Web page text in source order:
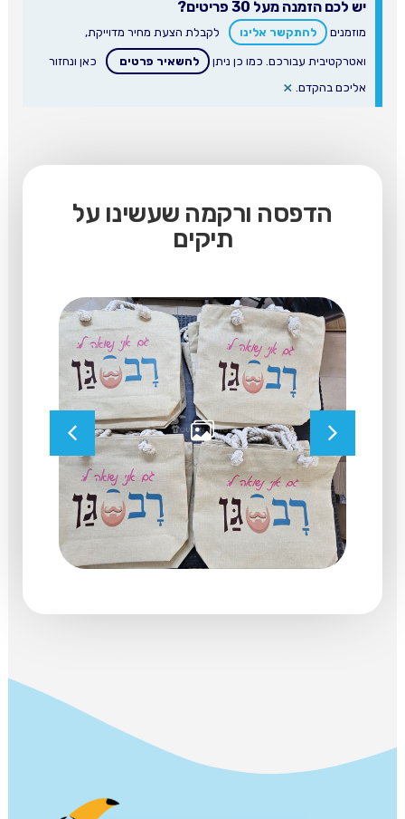
יש לכם הזמנה מעל 30 פריטים?
מוזמנים להתקשר אלינו לקבלת הצעת מחיר מדוייקת,
ואטרקטיבית עבורכם. כמו כן ניתן להשאיר פרטים
כאן ונחזור
אליכם בהקדם. ×
הדפסה ורקמה שעשינו על
תיקים